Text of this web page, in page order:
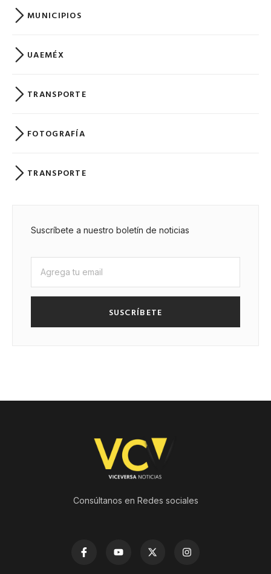
MUNICIPIOS
UAEMÉX
TRANSPORTE
FOTOGRAFÍA
TRANSPORTE
Suscríbete a nuestro boletín de noticias
SUSCRÍBETE
Consúltanos en Redes sociales